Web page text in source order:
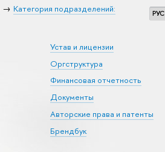
РУС
Категория подразделений:
Устав и лицензии
Оргструктура
Финансовая отчетность
Документы
Авторские права и патенты
Брендбук